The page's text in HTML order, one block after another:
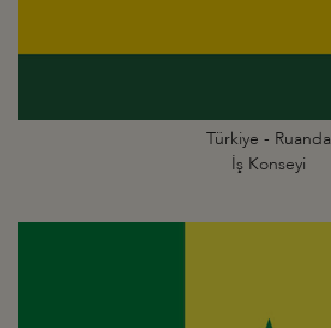
Türkiye - Ruanda
İş Konseyi